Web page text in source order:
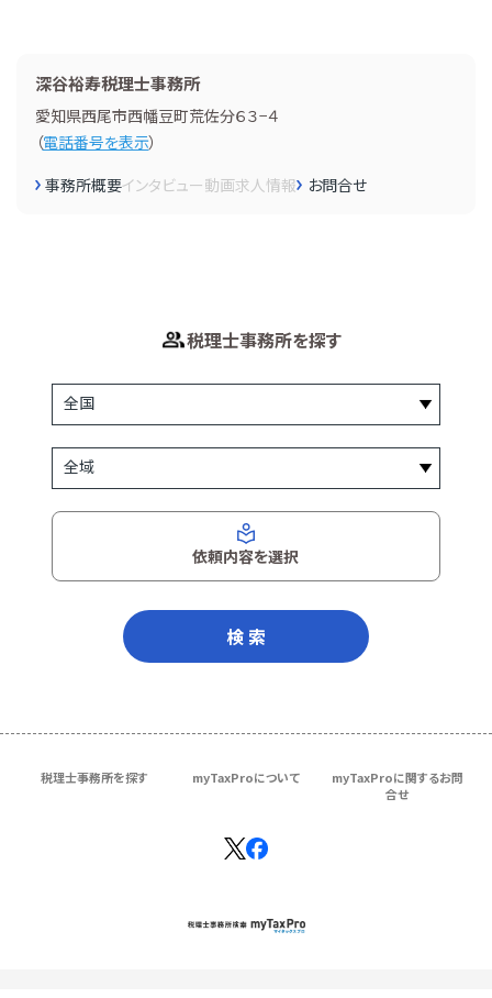
深谷裕寿税理士事務所
愛知県西尾市西幡豆町荒佐分６３−４
（電話番号を表示）
事務所概要インタビュー動画求人情報 お問合せ
税理士事務所を探す
依頼内容を選択
検 索
税理士事務所を探す myTaxProについて
myTaxProに関するお問
合せ